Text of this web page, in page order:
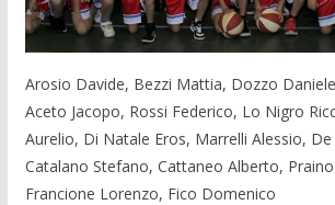
Arosio Davide, Bezzi Mattia, Dozzo
Aceto Jacopo, Rossi Federico, Lo Nigro
Aurelio, Di Natale Eros, Marrelli Alessio,
Catalano Stefano, Cattaneo Alberto,
Francione Lorenzo, Fico Domenico